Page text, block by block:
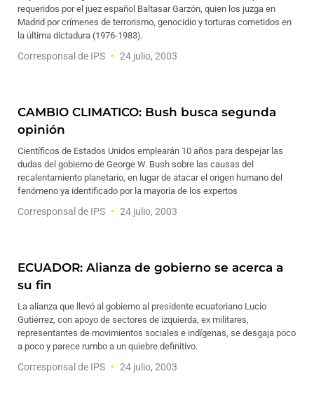
requeridos por el juez español Baltasar Garzón, quien los juzga en
Madrid por crímenes de terrorismo, genocidio y torturas cometidos en
la última dictadura (1976-1983).
Corresponsal de IPS 24 julio, 2003
CAMBIO CLIMATICO: Bush busca segunda
opinión
Científicos de Estados Unidos emplearán 10 años para despejar las
dudas del gobierno de George W. Bush sobre las causas del
recalentamiento planetario, en lugar de atacar el origen humano del
fenómeno ya identificado por la mayoría de los expertos
Corresponsal de IPS 24 julio, 2003
ECUADOR: Alianza de gobierno se acerca a
su fin
La alianza que llevó al gobierno al presidente ecuatoriano Lucio
Gutiérrez, con apoyo de sectores de izquierda, ex militares,
representantes de movimientos sociales e indígenas, se desgaja poco
a poco y parece rumbo a un quiebre definitivo.
Corresponsal de IPS 24 julio, 2003